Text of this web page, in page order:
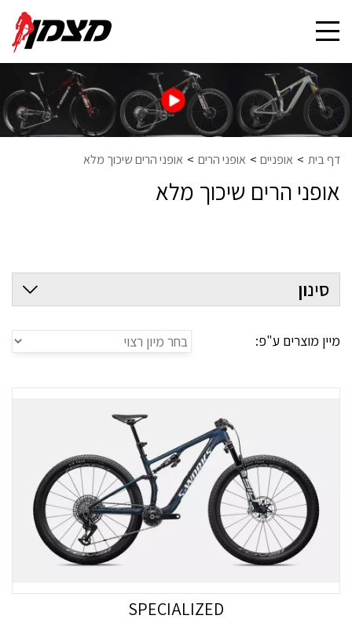
Toggle
navigation
דף בית אופניים אופני הרים אופני הרים שיכוך מלא
אופני הרים שיכוך מלא
סינון
מיין מוצרים ע"פ:
SPECIALIZED